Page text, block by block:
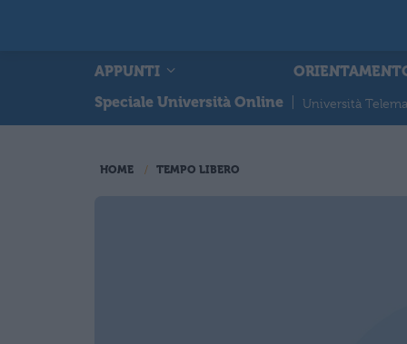
APPUNTI
Speciale Università Online
Università
HOME TEMPO LIBERO